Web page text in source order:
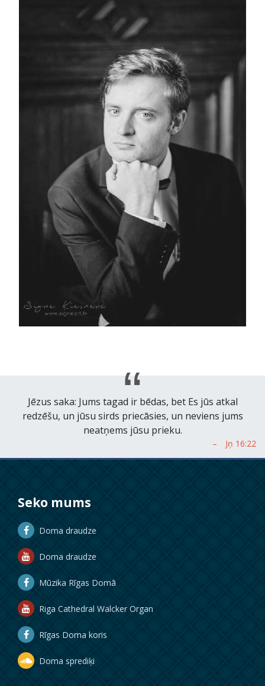
Jēzus saka: Jums tagad ir bēdas, bet Es jūs atkal
redzēšu, un jūsu sirds priecāsies, un neviens jums
neatņems jūsu prieku.
Seko mums
Doma draudze
Doma draudze
Mūzika Rīgas Domā
Riga Cathedral Walcker Organ
Rīgas Doma koris
Doma sprediķi